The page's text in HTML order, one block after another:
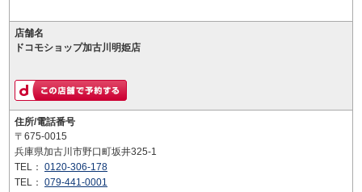
店舗名
ドコモショップ加古川明姫店
住所/電話番号
〒675-0015
兵庫県加古川市野口町坂井325-1
TEL： 0120-306-178
TEL： 079-441-0001